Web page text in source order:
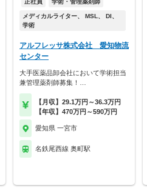
正社員 学術・管理薬剤師
メディカルライター、 MSL、 DI、
学術
アルフレッサ株式会社 愛知物流
センター
大手医薬品卸会社において学術担当
兼管理薬剤師募集！…
【月収】29.1万円～36.3万円
【年収】470万円～590万円
愛知県 一宮市
名鉄尾西線 奥町駅